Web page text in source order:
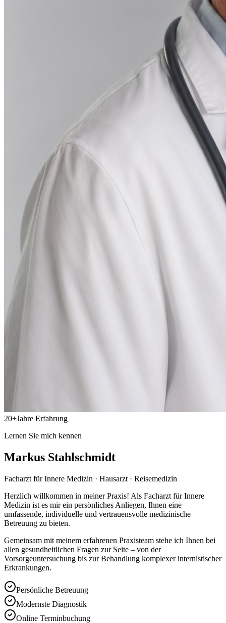
20+Jahre Erfahrung
Lernen Sie mich kennen
Markus Stahlschmidt
Facharzt für Innere Medizin · Hausarzt · Reisemedizin
Herzlich willkommen in meiner Praxis! Als Facharzt für Innere
Medizin ist es mir ein persönliches Anliegen, Ihnen eine
umfassende, individuelle und vertrauensvolle medizinische
Betreuung zu bieten.
Gemeinsam mit meinem erfahrenen Praxisteam stehe ich Ihnen bei
allen gesundheitlichen Fragen zur Seite – von der
Vorsorgeuntersuchung bis zur Behandlung komplexer internistischer
Erkrankungen.
Persönliche Betreuung
Modernste Diagnostik
Online Terminbuchung